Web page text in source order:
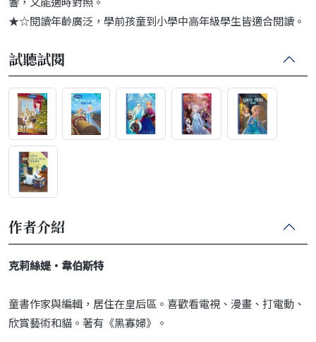
★☆閱讀年齡廣泛，學前孩童到小學中高年級學生皆適合閱讀。
試聽試閱
作者介紹
克莉絲媞・韋伯斯特
童書作家與編輯，居住在皇后區。喜歡看電視、漫畫、打電動、
欣賞藝術和貓。著有《黑寡婦》。